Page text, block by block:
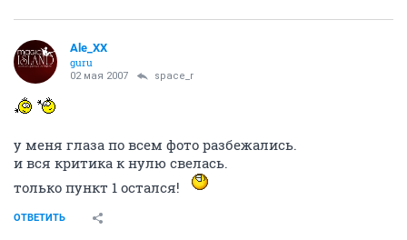
Ale_XX
guru
02 мая 2007 space_r
у меня глаза по всем фото разбежались.
и вся критика к нулю свелась.
только пункт 1 остался!
ОТВЕТИТЬ